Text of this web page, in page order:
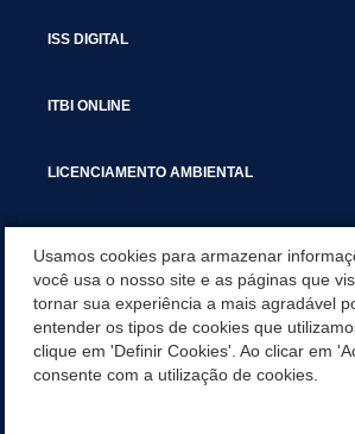
ISS DIGITAL
ITBI ONLINE
LICENCIAMENTO AMBIENTAL
SERVIÇOS
SERVIÇOS DO DEPARTAMENTO DE
Usamos cookies para armazenar
você usa o nosso site e as páginas que
tornar sua experiência a mais agradável
entender os tipos de cookies que
clique em 'Definir Cookies'. Ao clicar em
consente com a utilização de cookies.